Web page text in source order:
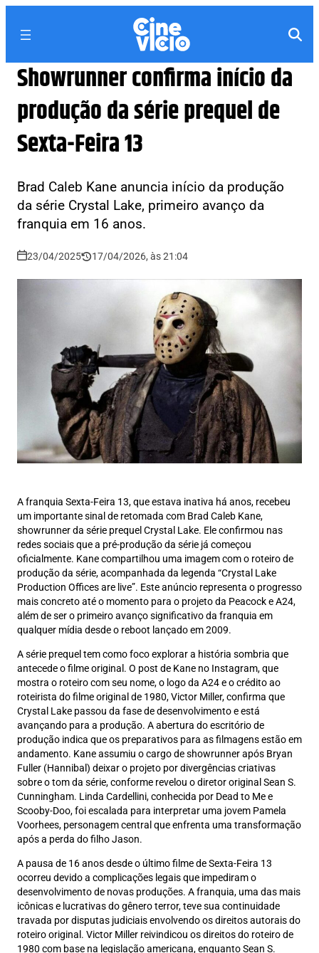
Showrunner confirma início da
produção da série prequel de
Sexta-Feira 13
Brad Caleb Kane anuncia início da produção
da série Crystal Lake, primeiro avanço da
franquia em 16 anos.
23/04/2025 17/04/2026, às 21:04
A franquia Sexta-Feira 13, que estava inativa há anos, recebeu
um importante sinal de retomada com Brad Caleb Kane,
showrunner da série prequel Crystal Lake. Ele confirmou nas
redes sociais que a pré-produção da série já começou
oficialmente. Kane compartilhou uma imagem com o roteiro de
produção da série, acompanhada da legenda “Crystal Lake
Production Offices are live”. Este anúncio representa o progresso
mais concreto até o momento para o projeto da Peacock e A24,
além de ser o primeiro avanço significativo da franquia em
qualquer mídia desde o reboot lançado em 2009.
A série prequel tem como foco explorar a história sombria que
antecede o filme original. O post de Kane no Instagram, que
mostra o roteiro com seu nome, o logo da A24 e o crédito ao
roteirista do filme original de 1980, Victor Miller, confirma que
Crystal Lake passou da fase de desenvolvimento e está
avançando para a produção. A abertura do escritório de
produção indica que os preparativos para as filmagens estão em
andamento. Kane assumiu o cargo de showrunner após Bryan
Fuller (Hannibal) deixar o projeto por divergências criativas
sobre o tom da série, conforme revelou o diretor original Sean S.
Cunningham. Linda Cardellini, conhecida por Dead to Me e
Scooby-Doo, foi escalada para interpretar uma jovem Pamela
Voorhees, personagem central que enfrenta uma transformação
após a perda do filho Jason.
A pausa de 16 anos desde o último filme de Sexta-Feira 13
ocorreu devido a complicações legais que impediram o
desenvolvimento de novas produções. A franquia, uma das mais
icônicas e lucrativas do gênero terror, teve sua continuidade
travada por disputas judiciais envolvendo os direitos autorais do
roteiro original. Victor Miller reivindicou os direitos do roteiro de
1980 com base na legislação americana, enquanto Sean S.